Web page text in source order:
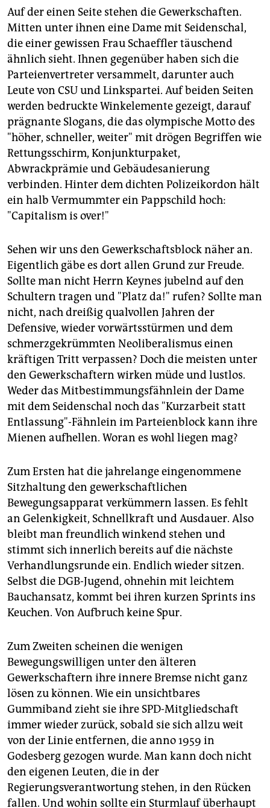
Auf der einen Seite stehen die Gewerkschaften.
Mitten unter ihnen eine Dame mit Seidenschal,
die einer gewissen Frau Schaeffler täuschend
ähnlich sieht. Ihnen gegenüber haben sich die
Parteienvertreter versammelt, darunter auch
Leute von CSU und Linkspartei. Auf beiden Seiten
werden bedruckte Winkelemente gezeigt, darauf
prägnante Slogans, die das olympische Motto des
"höher, schneller, weiter" mit drögen Begriffen wie
Rettungsschirm, Konjunkturpaket,
Abwrackprämie und Gebäudesanierung
verbinden. Hinter dem dichten Polizeikordon hält
ein halb Vermummter ein Pappschild hoch:
"Capitalism is over!"
Sehen wir uns den Gewerkschaftsblock näher an.
Eigentlich gäbe es dort allen Grund zur Freude.
Sollte man nicht Herrn Keynes jubelnd auf den
Schultern tragen und "Platz da!" rufen? Sollte man
nicht, nach dreißig qualvollen Jahren der
Defensive, wieder vorwärtsstürmen und dem
schmerzgekrümmten Neoliberalismus einen
kräftigen Tritt verpassen? Doch die meisten unter
den Gewerkschaftern wirken müde und lustlos.
Weder das Mitbestimmungsfähnlein der Dame
mit dem Seidenschal noch das "Kurzarbeit statt
Entlassung"-Fähnlein im Parteienblock kann ihre
Mienen aufhellen. Woran es wohl liegen mag?
Zum Ersten hat die jahrelange eingenommene
Sitzhaltung den gewerkschaftlichen
Bewegungsapparat verkümmern lassen. Es fehlt
an Gelenkigkeit, Schnellkraft und Ausdauer. Also
bleibt man freundlich winkend stehen und
stimmt sich innerlich bereits auf die nächste
Verhandlungsrunde ein. Endlich wieder sitzen.
Selbst die DGB-Jugend, ohnehin mit leichtem
Bauchansatz, kommt bei ihren kurzen Sprints ins
Keuchen. Von Aufbruch keine Spur.
Zum Zweiten scheinen die wenigen
Bewegungswilligen unter den älteren
Gewerkschaftern ihre innere Bremse nicht ganz
lösen zu können. Wie ein unsichtbares
Gummiband zieht sie ihre SPD-Mitgliedschaft
immer wieder zurück, sobald sie sich allzu weit
von der Linie entfernen, die anno 1959 in
Godesberg gezogen wurde. Man kann doch nicht
den eigenen Leuten, die in der
Regierungsverantwortung stehen, in den Rücken
fallen. Und wohin sollte ein Sturmlauf überhaupt